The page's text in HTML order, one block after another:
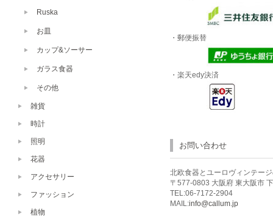
・郵便振替
・楽天edy決済
お問い合わせ
北欧食器とユーロヴィンテー
〒577-0803 大阪府 東大阪市
TEL:06-7172-2904
MAIL:info@callum.jp
Ruska
お皿
カップ&ソーサー
ガラス食器
その他
雑貨
時計
照明
花器
アクセサリー
ファッション
植物